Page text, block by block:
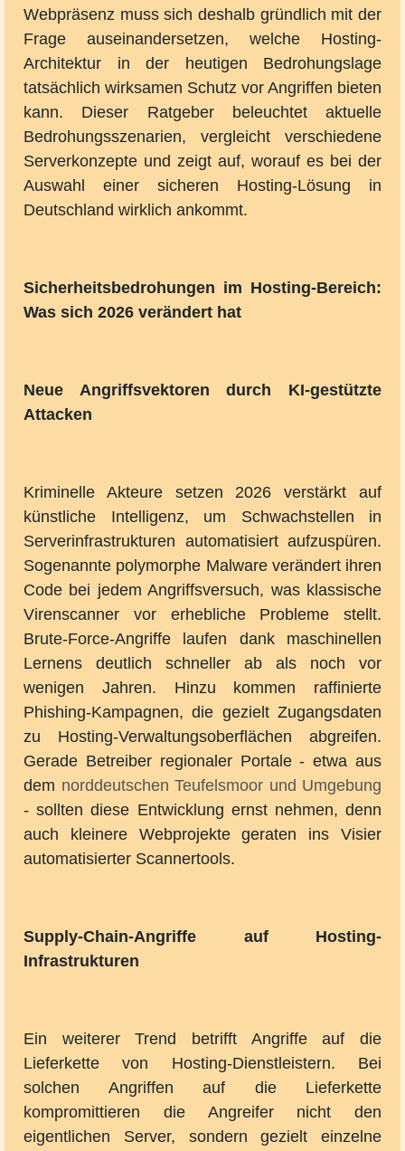
Webpräsenz muss sich deshalb gründlich mit der
Frage auseinandersetzen, welche Hosting-
Architektur in der heutigen Bedrohungslage
tatsächlich wirksamen Schutz vor Angriffen bieten
kann. Dieser Ratgeber beleuchtet aktuelle
Bedrohungsszenarien, vergleicht verschiedene
Serverkonzepte und zeigt auf, worauf es bei der
Auswahl einer sicheren Hosting-Lösung in
Deutschland wirklich ankommt.
Sicherheitsbedrohungen im Hosting-Bereich:
Was sich 2026 verändert hat
Neue Angriffsvektoren durch KI-gestützte
Attacken
Kriminelle Akteure setzen 2026 verstärkt auf
künstliche Intelligenz, um Schwachstellen in
Serverinfrastrukturen automatisiert aufzuspüren.
Sogenannte polymorphe Malware verändert ihren
Code bei jedem Angriffsversuch, was klassische
Virenscanner vor erhebliche Probleme stellt.
Brute-Force-Angriffe laufen dank maschinellen
Lernens deutlich schneller ab als noch vor
wenigen Jahren. Hinzu kommen raffinierte
Phishing-Kampagnen, die gezielt Zugangsdaten
zu Hosting-Verwaltungsoberflächen abgreifen.
Gerade Betreiber regionaler Portale - etwa aus
dem norddeutschen Teufelsmoor und Umgebung
- sollten diese Entwicklung ernst nehmen, denn
auch kleinere Webprojekte geraten ins Visier
automatisierter Scannertools.
Supply-Chain-Angriffe auf Hosting-
Infrastrukturen
Ein weiterer Trend betrifft Angriffe auf die
Lieferkette von Hosting-Dienstleistern. Bei
solchen Angriffen auf die Lieferkette
kompromittieren die Angreifer nicht den
eigentlichen Server, sondern gezielt einzelne